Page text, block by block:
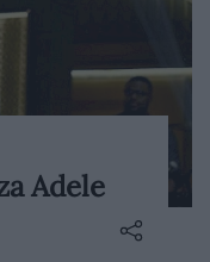
ki új albumot.
Adele